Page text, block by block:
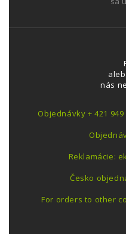
nás
Objednávky + 421 949
Reklamácie:
Česko
For orders to other